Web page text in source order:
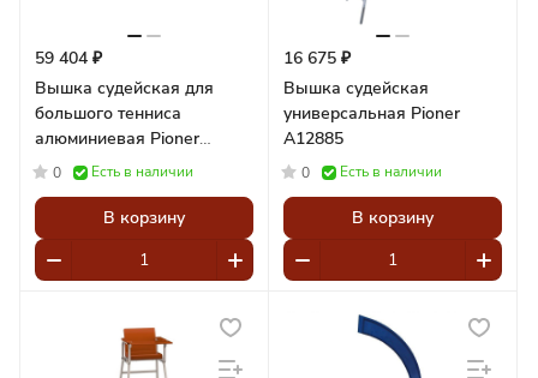
59 404 ₽
Вышка судейская для
большого тенниса
алюминиевая Pioner
A14475
0 Есть в наличии
В корзину
16 675 ₽
Вышка судейская
универсальная Pioner
A12885
0 Есть в наличии
В корзину